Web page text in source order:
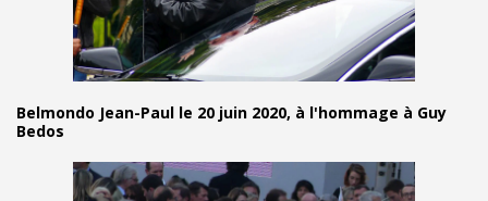
Belmondo Jean-Paul le 20 juin 2020, à l'hommage à Guy
Bedos